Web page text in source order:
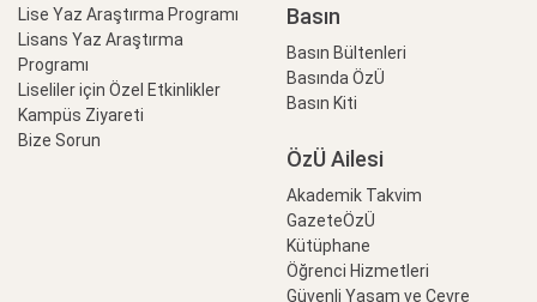
Lise Yaz Araştırma Programı
Lisans Yaz Araştırma
Programı
Liseliler için Özel Etkinlikler
Kampüs Ziyareti
Bize Sorun
Basın
Basın Bültenleri
Basında ÖzÜ
Basın Kiti
ÖzÜ Ailesi
Akademik Takvim
GazeteÖzÜ
Kütüphane
Öğrenci Hizmetleri
Güvenli Yaşam ve Çevre